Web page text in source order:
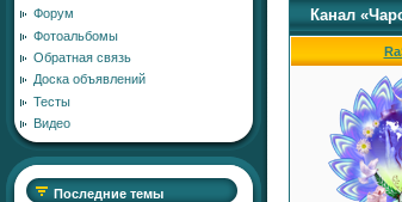
Форум
Фотоальбомы
Обратная связь
Доска объявлений
Тесты
Видео
Последние темы
Канал